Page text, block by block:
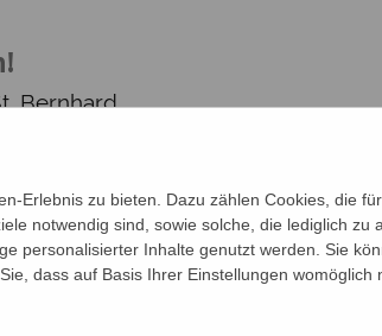
Bernhard
Erlebnis zu bieten. Dazu zählen Cookies, die
notwendig sind, sowie solche, die lediglich zu
personalisierter Inhalte genutzt werden. Sie
dass auf Basis Ihrer Einstellungen womöglich